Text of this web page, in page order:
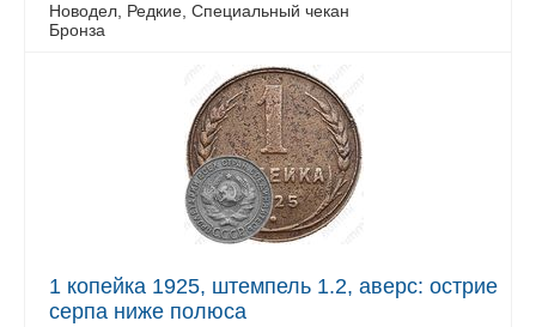
Новодел, Редкие, Специальный чекан
Бронза
1 копейка 1925, штемпель 1.2, аверс: острие
серпа ниже полюса